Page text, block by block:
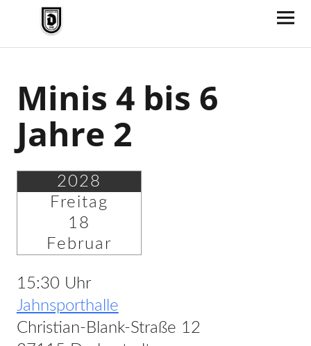
TV Jahn Duderstadt
Minis 4 bis 6
Jahre 2
2028
Freitag
18
Februar
15:30 Uhr
Jahnsporthalle
Christian-Blank-Straße 12